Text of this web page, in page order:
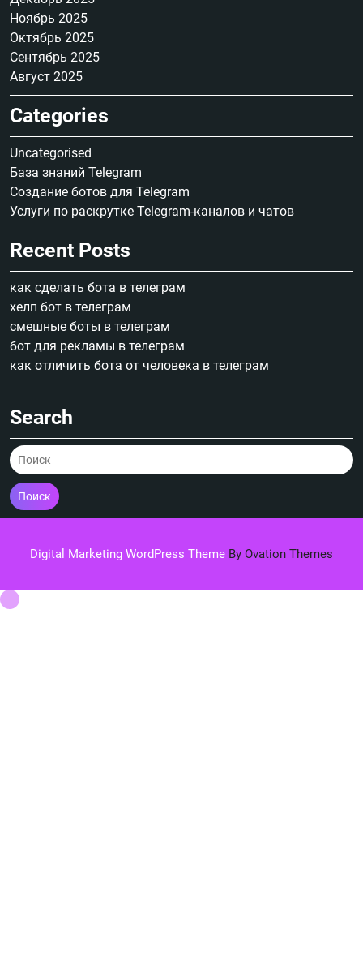
Ноябрь 2025
Октябрь 2025
Сентябрь 2025
Август 2025
Categories
Uncategorised
База знаний Telegram
Создание ботов для Telegram
Услуги по раскрутке Telegram-каналов и чатов
Recent Posts
как сделать бота в телеграм
хелп бот в телеграм
смешные боты в телеграм
бот для рекламы в телеграм
как отличить бота от человека в телеграм
Search
Поиск
Digital Marketing WordPress Theme By Ovation Themes